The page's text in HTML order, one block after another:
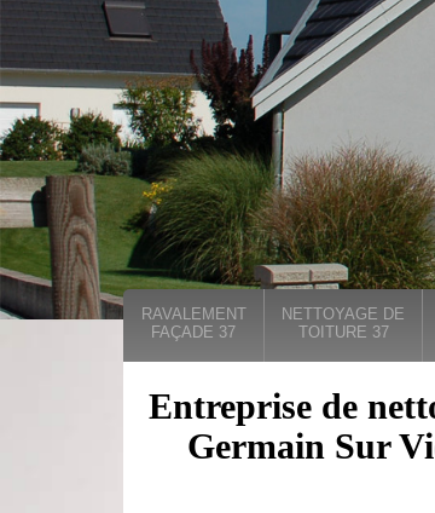
RAVALEMENT
FAÇADE 37
NETTOYAGE DE
TOITURE 37
Entreprise de
Germain Sur